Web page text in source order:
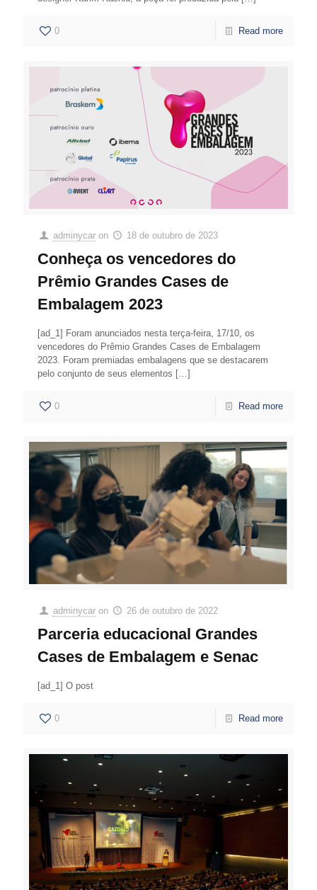
0 Read more
adminycar on 18 de outubro de 2023
Conheça os vencedores do
Prêmio Grandes Cases de
Embalagem 2023
[ad_1] Foram anunciados nesta terça-feira, 17/10, os
vencedores do Prêmio Grandes Cases de Embalagem
2023. Foram premiadas embalagens que se destacarem
pelo conjunto de seus elementos […]
0 Read more
adminycar on 26 de outubro de 2022
Parceria educacional Grandes
Cases de Embalagem e Senac
[ad_1] O post
0 Read more